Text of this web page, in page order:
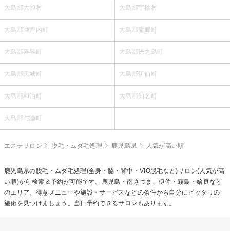
大島郡大和村 大島郡宇検村
大島郡瀬戸内町 大島郡龍郷町
大島郡喜界町 大島郡徳之島町
大島郡天城町 大島郡伊仙町
大島郡和泊町 大島郡知名町
大島郡与論町
エステサロン 脱毛・ムダ毛処理 鹿児島県 人気が高い順
鹿児島県の脱毛・ムダ毛処理(全身・脇・背中・VIO脱毛など)サロン(人気が高
い順)から検索＆予約が可能です。鹿児島・南さつま、伊佐・霧島・姶良など
のエリア、得意メニューや施設・サービスなどの条件から自分にピッタリの
施術を見つけましょう。当日予約できるサロンもあります。